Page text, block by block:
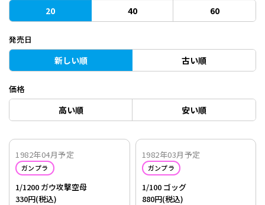
20 40 60
発売日
新しい順 古い順
価格
高い順 安い順
1982年04月予定
ガンプラ
1/1200 ガウ攻撃空母
330円(税込)
1982年03月予定
ガンプラ
1/100 ゴッグ
880円(税込)